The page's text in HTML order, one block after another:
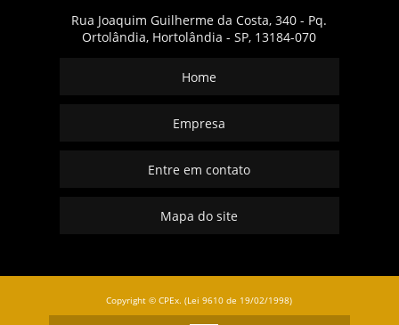
Rua Joaquim Guilherme da Costa, 340 - Pq.
Ortolândia, Hortolândia - SP, 13184-070
Home
Empresa
Entre em contato
Mapa do site
Copyright © CPEx. (Lei 9610 de 19/02/1998)